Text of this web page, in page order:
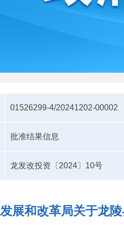
01526299-4/20241202-00002
批准结果信息
龙发改投资〔2024〕10号
展和改革局关于龙